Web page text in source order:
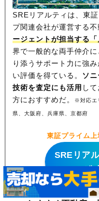
SREリアルティは、東
プ関連会社が運営する
ージェントが担当する
界で一般的な両手仲介
り添うサポート力に強
い評価を得ている。 ソ
技術を査定にも活用 し
方におすすめだ。
※対応エ
県、大阪府、兵庫県、京都府
東証プライム上
SREリア
（公